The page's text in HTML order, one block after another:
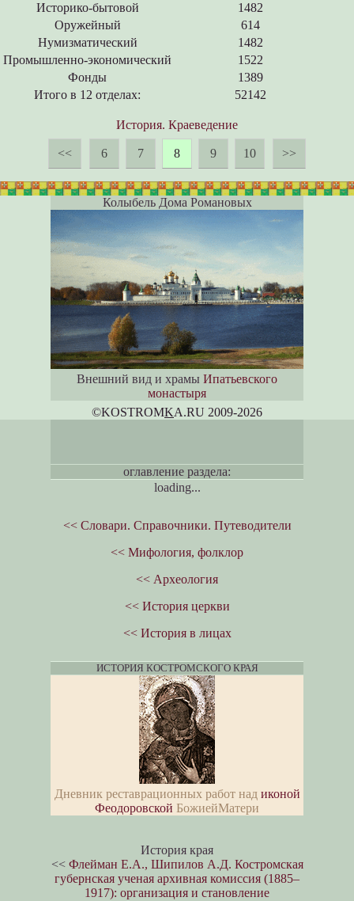
Историко-бытовой
1482
Оружейный
614
Нумизматический
1482
Промышленно-экономический
1522
Фонды
1389
Итого в 12 отделах:
52142
История. Краеведение
<< 6 7 8 9 10 >>
Колыбель Дома Романовых
Внешний вид и храмы Ипатьевского
монастыря
©KOSTROMKA.RU 2009-2026
оглавление раздела:
loading...
<< Словари. Справочники. Путеводители
<< Мифология, фолклор
<< Археология
<< История церкви
<< История в лицах
ИСТОРИЯ КОСТРОМСКОГО КРАЯ
Дневник реставрационных работ над иконой
Феодоровской БожиейМатери
История края
<< Флейман Е.А., Шипилов А.Д. Костромская
губернская ученая архивная комиссия (1885–
1917): организация и становление